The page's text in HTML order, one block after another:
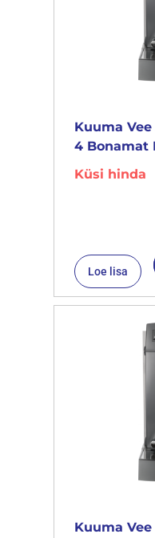
Kuuma
4 Bonamat
Küsi hinda
Loe lisa
Kuuma Vee